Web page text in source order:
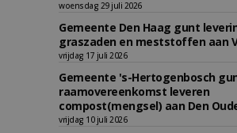
woensdag 29 juli 2026
Gemeente Den Haag gunt
graszaden en meststoffen aan
vrijdag 17 juli 2026
Gemeente 's-Hertogenbosch
raamovereenkomst leveren
compost(mengsel) aan Den
vrijdag 10 juli 2026